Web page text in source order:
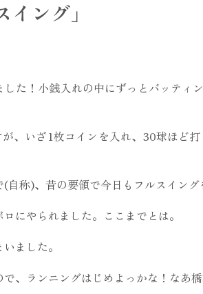
ング」
た！小銭入れの中にずっとバッテ
、いざ1枚コインを入れ、30球ほど
称)、昔の要領で今日もフルスイング
にやられました。ここまでとは。
ました。
、ランニングはじめよっかな！なあ橋